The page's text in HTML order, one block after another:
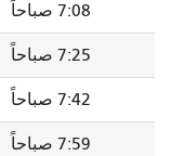
7:24 صباحاً
7:41 صباحاً
8:00 صباحاً
8:18 صباحاً